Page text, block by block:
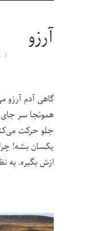
آرزو
گاهی آدم آرزو
همونجا سر
جلو حرکت
یکسان بشه!
ازش بگیره. به